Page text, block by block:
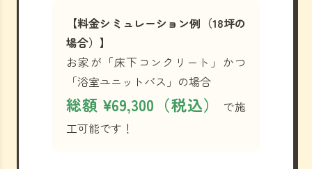
【料金シミュレーション例（18坪の
場合）】
お家が「床下コンクリート」かつ
「浴室ユニットバス」の場合
総額 ¥69,300（税込）
で施
工可能です！